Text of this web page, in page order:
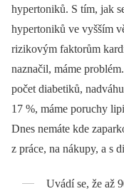
hypertoniků. S tím, jak
hypertoniků ve vyšším
rizikovým faktorům
naznačil, máme
počet diabetiků,
17 %, máme poruchy
Dnes nemáte kde
z práce, na nákupy, a s
Uvádí se, že až